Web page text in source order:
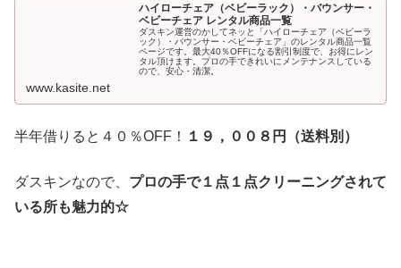
ハイローチェア（ベビーラック）・バウンサー・
ベビーチェア レンタル商品一覧
ダスキン運営のかしてネッと「ハイローチェア（ベビーラ
ック）・バウンサー・ベビーチェア」のレンタル商品一覧
ページです。最大40％OFFになる割引制度で、お得にレン
タル頂けます。プロの手できれいにメンテナンスしている
ので、安心・清潔。
www.kasite.net
半年借りると４０％OFF！ １９，００８円（送料別）
ダスキンなので、 プロの手で１点１点クリーニングされて
いる所も魅力的☆